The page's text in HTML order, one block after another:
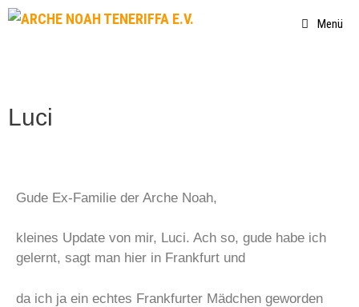
Menü
Luci
Gude Ex-Familie der Arche Noah,
kleines Update von mir, Luci. Ach so, gude habe ich
gelernt, sagt man hier in Frankfurt und
da ich ja ein echtes Frankfurter Mädchen geworden